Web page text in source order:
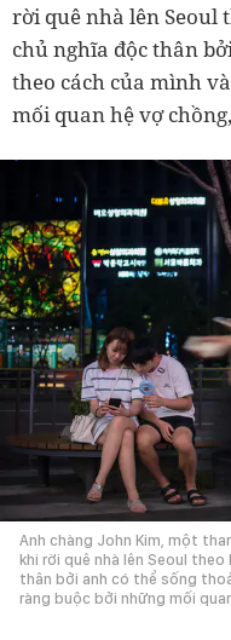
rời quê nhà lên Seoul
chủ nghĩa độc thân
theo cách của mình
mối quan hệ vợ
Anh chàng John Kim, một
khi rời quê nhà lên Seoul
thân bởi anh có thể sống
ràng buộc bởi những mối